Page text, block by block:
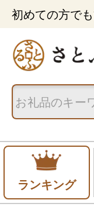
初めての方で
ランキング